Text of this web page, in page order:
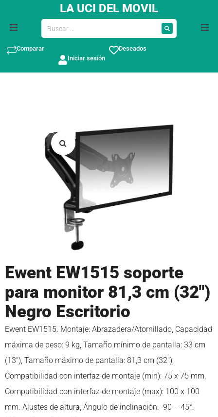
LA UCI DEL MOVIL
Comparar
Deseados
Iniciar sesión
Ewent EW1515 soporte
para monitor 81,3 cm (32″)
Negro Escritorio
Ewent EW1515. Montaje: Abrazadera/Atornillado, Capacidad
máxima de peso: 9 kg, Tamaño mínimo de pantalla: 33 cm
(13″), Tamaño máximo de pantalla: 81,3 cm (32″),
Compatibilidad con interfaz de montaje (min): 75 x 75 mm,
Compatibilidad con interfaz de montaje (max): 100 x 100
mm. Ajustes de altura, Ángulo de inclinación: -90 – 45°.